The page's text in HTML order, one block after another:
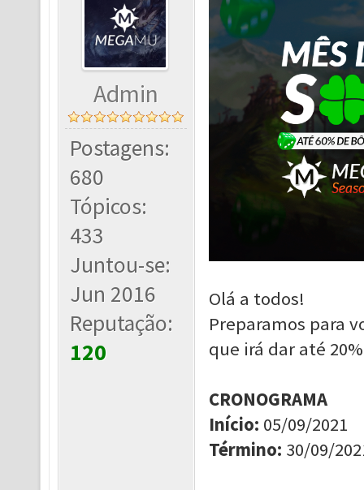
Admin
Postagens:
680
Tópicos:
433
Juntou-se:
Jun 2016
Reputação:
120
Olá a todos!
Preparamos para
que irá dar até
CRONOGRAMA
Início: 05/09/2021
Término: 30/09/